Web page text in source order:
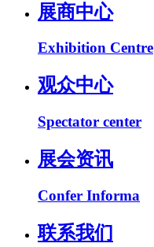
展商中心
Exhibition Centre
观众中心
Spectator center
展会资讯
Confer Informa
联系我们